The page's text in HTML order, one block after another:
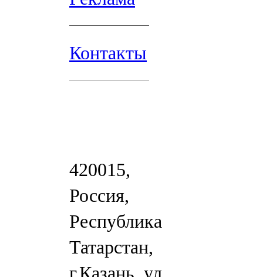
Контакты
420015,
Россия,
Республика
Татарстан,